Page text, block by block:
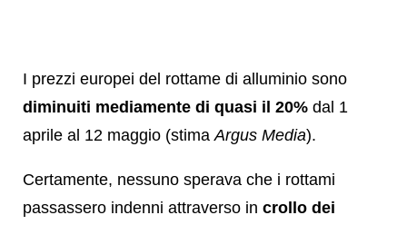
I prezzi europei del rottame di alluminio sono
diminuiti mediamente di quasi il 20% dal 1
aprile al 12 maggio (stima Argus Media).
Certamente, nessuno sperava che i rottami
passassero indenni attraverso in crollo dei